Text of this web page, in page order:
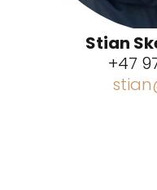
Stian
+47